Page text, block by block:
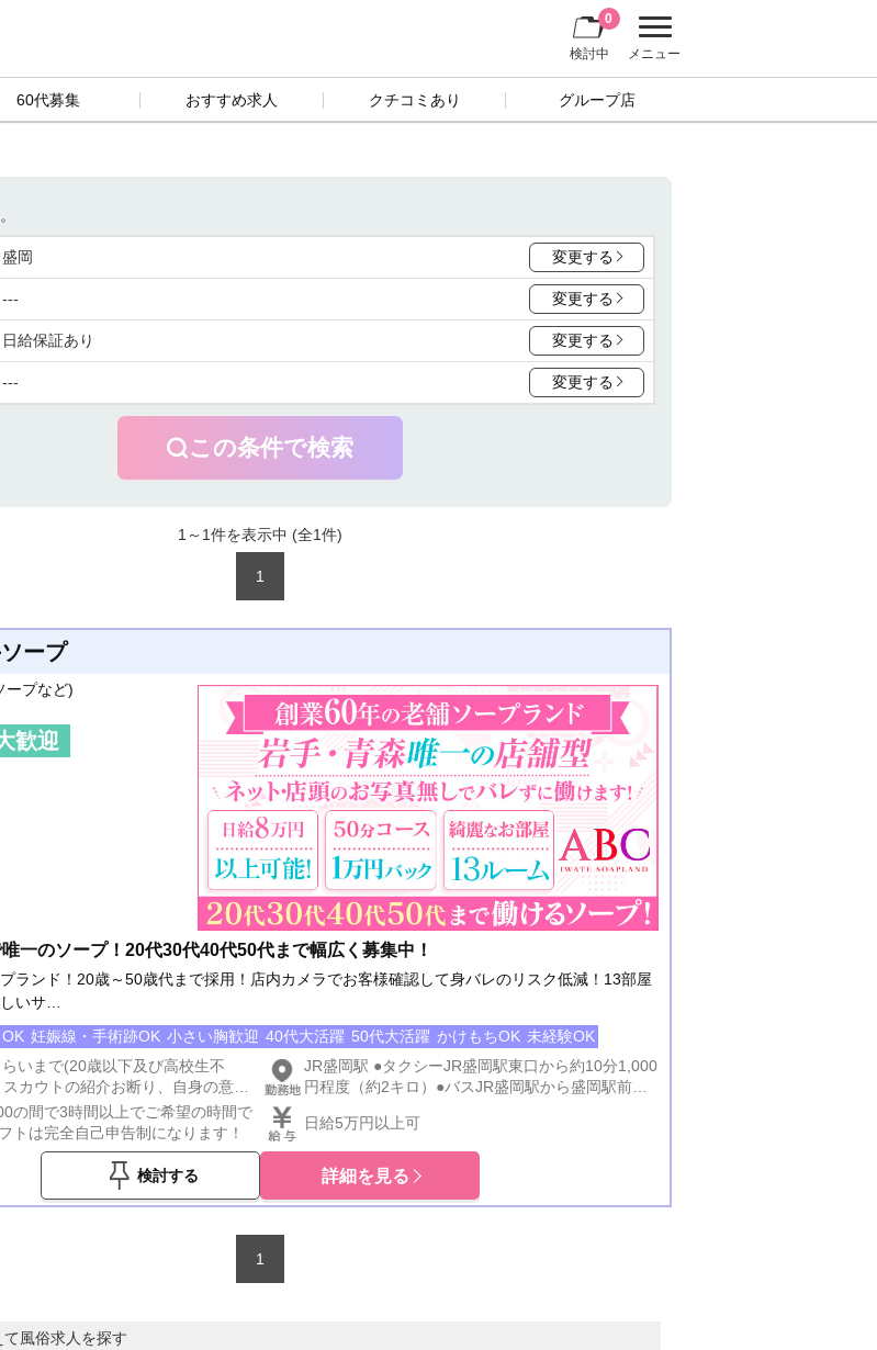
メニュー
検討中
0
60代募集 おすすめ求人 クチコミあり グループ店
盛岡 変更する
--- 変更する
日給保証あり 変更する
--- 変更する
この条件で検索
1～1件を表示中 (全1件)
1
ープ
ープなど)
歓迎
一のソープ！20代30代40代50代まで幅広く募集中！
ランド！20歳～50歳代まで採用！店内カメラでお客様確認して身バレのリスク低減！13部屋
いサ…
妊娠線・手術跡OK 小さい胸歓迎 40代大活躍 50代大活躍 かけもちOK 未経験OK
いまで(20歳以下及び高校生不
カウトの紹介お断り、自身の意思
JR盛岡駅 ●タクシーJR盛岡駅東口から約10分1,000
円程度（約2キロ）●バスJR盛岡駅から盛岡駅前東
「盛岡バスセンター」で下車し、徒歩3分の場所に
ABCがございます。※交通アクセスの詳細は公式サ
イト認証ページの下部をご確認下さい。
https://abcsoap.jp/
の間で3時間以上でご希望の時間で
トは完全自己申告制になります！
日給5万円以上可
検討する 詳細を見る
1
風俗求人を探す